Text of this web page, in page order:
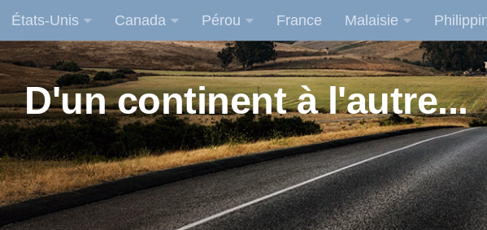
Skip to content
États-Unis Canada Pérou France Malaisie
D'un continent à l'autre...